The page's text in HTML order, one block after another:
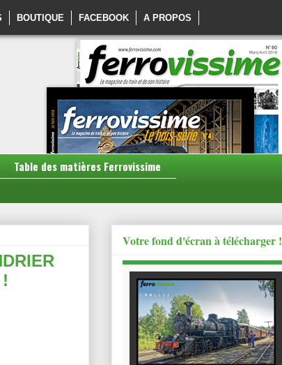
BOUTIQUE FACEBOOK A PROPOS
Table des matières Ferrovissime
Votre fond d'écran à télécharger !